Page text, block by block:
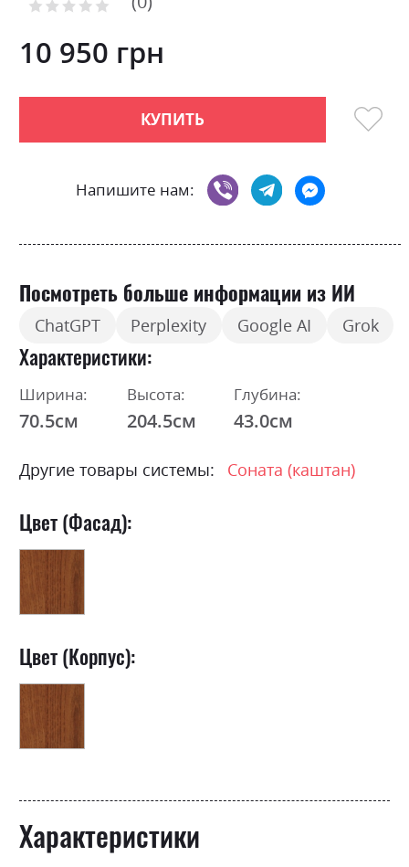
of
the
gallery
Рейтинг:
10 950 грн
КУПИТЬ
Напишите нам:
Посмотреть больше информации из ИИ
ChatGPT Perplexity Google AI Grok
Характеристики
Ширина:
70.5см
Высота:
204.5см
Глубина:
43.0см
Другие товары системы: Соната (каштан)
Цвет (Фасад):
Цвет (Корпус):
Характеристики